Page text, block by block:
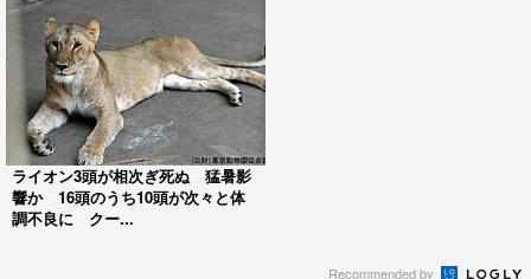
ライオン3頭が相次ぎ死ぬ 猛暑影
響か 16頭のうち10頭が次々と体
調不良に クー...
Recommended by